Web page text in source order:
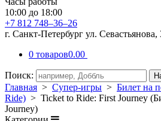
10:00 до 18:00
+7 812 748–36–26
г. Санкт-Петербург ул. Севастьянова,
0 товаров0.00
Поиск:
Главная > Супер-игры > Билет на
Ride) > Ticket to Ride: First Journey
Journey)